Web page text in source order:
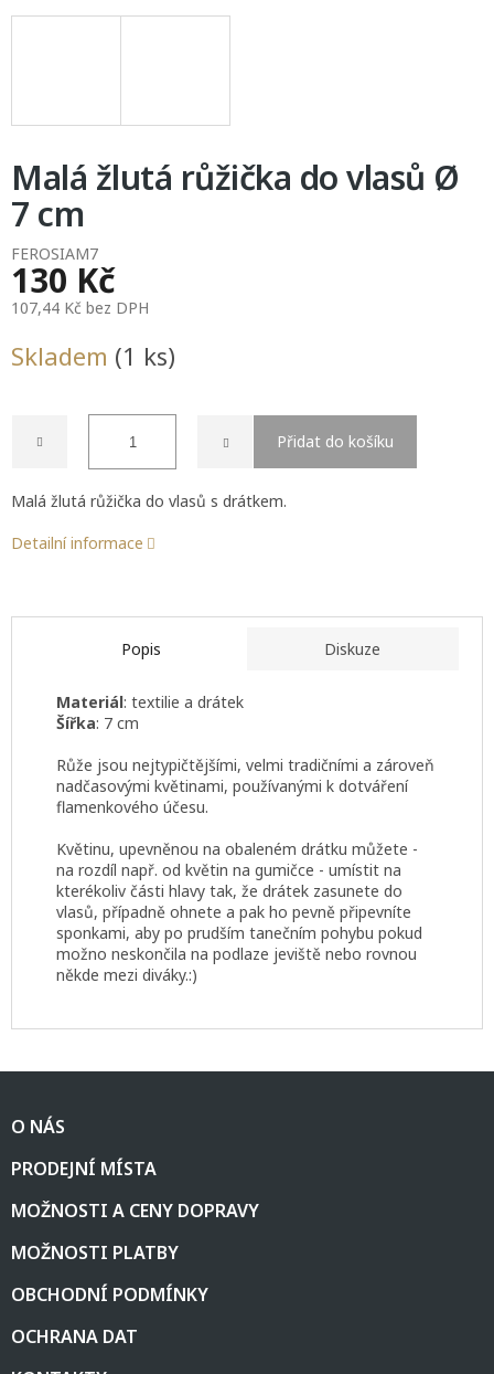
Malá žlutá růžička do vlasů Ø
7 cm
FEROSIAM7
130 Kč
107,44 Kč bez DPH
cena:
Skladem (1 ks)
Přidat do košíku
Malá žlutá růžička do vlasů s drátkem.
Detailní informace
Popis Diskuze
Materiál: textilie a drátek
Šířka: 7 cm
Růže jsou nejtypičtějšími, velmi tradičními a zároveň
nadčasovými květinami, používanými k dotváření
flamenkového účesu.
Květinu, upevněnou na obaleném drátku můžete -
na rozdíl např. od květin na gumičce - umístit na
kterékoliv části hlavy tak, že drátek zasunete do
vlasů, případně ohnete a pak ho pevně připevníte
sponkami, aby po prudším tanečním pohybu pokud
možno neskončila na podlaze jeviště nebo rovnou
někde mezi diváky.:)
Z
pO NÁS
PRODEJNÍ MÍSTA
MOŽNOSTI A CENY DOPRAVY
MOŽNOSTI PLATBY
OBCHODNÍ PODMÍNKY
OCHRANA DAT